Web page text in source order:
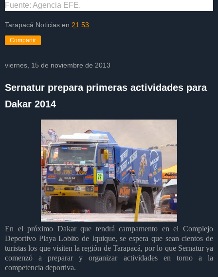
Fuente: Agencia EFE.
Tarapacá Noticias en 21:53
Compartir
viernes, 15 de noviembre de 2013
Sernatur prepara primeras actividades para
Dakar 2014
En el próximo Dakar que tendrá campamento en el Complejo
Deportivo Playa Lobito de Iquique, se espera que sean cientos de
turistas los que visiten la región de Tarapacá, por lo que Sernatur ya
comenzó a preparar y organizar actividades en torno a la
competencia deportiva.